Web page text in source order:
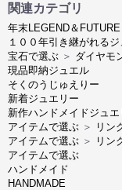
関連カテゴリ
年末LEGEND＆FUTURE
１００年引き継がれる
宝石で選ぶ ＞ ダイヤモ
現品即納ジュエル
そくのうじゅえりー
新着ジュエリー
新作ハンドメイドジュエ
アイテムで選ぶ ＞ リン
アイテムで選ぶ ＞
リン
アイテムで選ぶ
ハンドメイド
HANDMADE